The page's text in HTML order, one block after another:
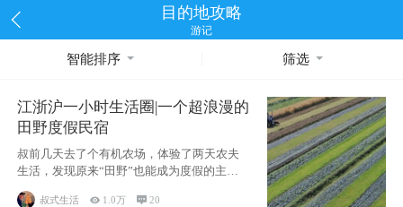
目的地攻略
游记
智能排序 筛选
江浙沪一小时生活圈|一个超浪漫的
田野度假民宿
叔前几天去了个有机农场，体验了两天农夫
生活，发现原来“田野”也能成为度假的主旋
律。江
叔式生活  1.0万 20